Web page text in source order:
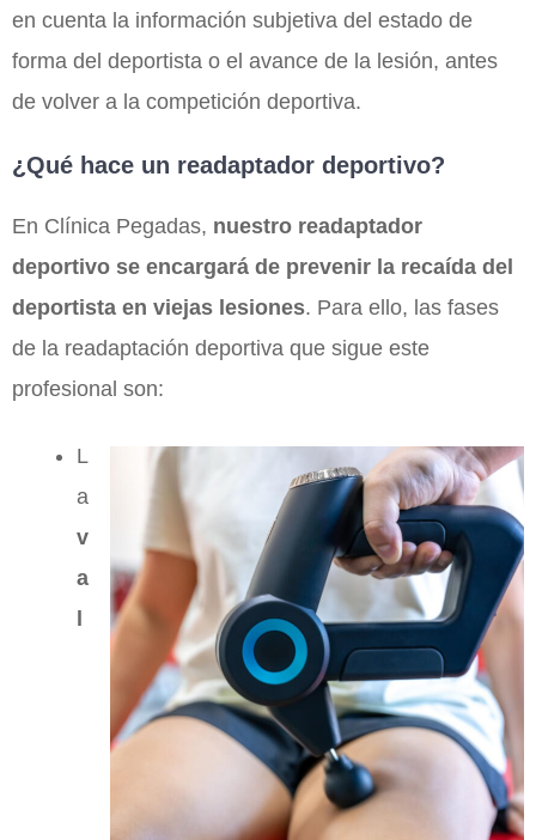
en cuenta la información subjetiva del estado de
forma del deportista o el avance de la lesión, antes
de volver a la competición deportiva.
¿Qué hace un readaptador deportivo?
En Clínica Pegadas, nuestro readaptador
deportivo se encargará de prevenir la recaída del
deportista en viejas lesiones. Para ello, las fases
de la readaptación deportiva que sigue este
profesional son:
L
a
v
a
l